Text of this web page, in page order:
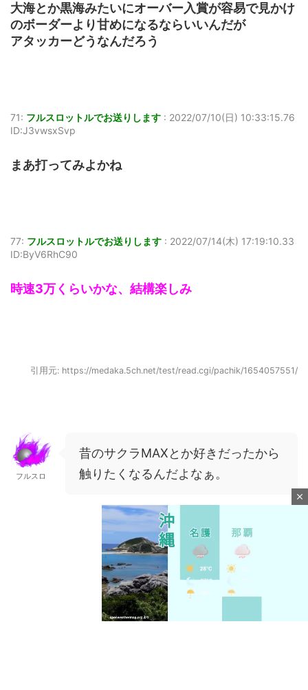
大海とか黒海みたいにオーバー入賞が容易で見かけ
のボーダーより甘めになるならいいんだが
アタッカーどうなんだろう
71: フルスロットルでお送りします : 2022/07/10(日) 10:33:15.76
ID:J3vwsxSvp
まあ打ってみよかね
77: フルスロットルでお送りします : 2022/07/14(木) 17:19:10.33
ID:ByV6RhC90
時速3万くらいかな、結構楽しみ
引用元: https://medaka.5ch.net/test/read.cgi/pachik/1654057551/
フルスロ
昔のサクラMAXとか好きだったから
触りたくなるんだよなぁ。
close